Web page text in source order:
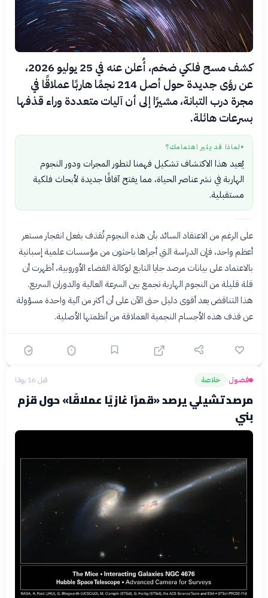
كشف مسح فلكي ضخم، أُعلن عنه في 25 يوليو 2026،
عن رؤى جديدة حول أصل 214 نجمًا هاربًا عملاقًا في
مجرة درب التبانة، مشيرًا إلى أن آليات متعددة وراء قذفها
بسرعات هائلة.
● لماذا قد يثير اهتمامك؟
يُعيد هذا الاكتشاف تشكيل فهمنا لتطور المجرات ودور النجوم
الهاربة في نشر عناصر الحياة، مما يفتح آفاقًا جديدة لأبحاث فلكية
مستقبلية.
على الرغم من الاعتقاد السائد بأن هذه النجوم تُقذف بفعل انفجار مستعر
أعظم واحد، فإن الدراسة التي أجراها باحثون من مؤسسات علمية إسبانية
بالاعتماد على بيانات مرصد جايا التابع لوكالة الفضاء الأوروبية، أظهرت أن
قلة قليلة من النجوم الهاربة تجمع بين السرعة العالية والدوران السريع.
هذا التناقض يعد أقوى دليل حتى الآن على أن أكثر من آلية واحدة مسؤولة
عن قذف هذه الأجسام النجمية العملاقة من أنظمتها الأصلية.
فضول› خلاصة قبل 16 يومًا
مرصد تشيلي يرصد «قمرًا غازيًا عملاقًا» حول قزم
بني